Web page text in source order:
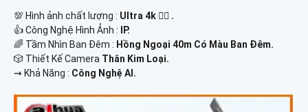
💯 Hình ảnh chất lượng : Ultra 4k 👍🏾 .
👍 Công Nghệ Hình Ảnh :
IP.
🌈 Tầm Nhìn Ban Đêm : Hồng Ngoại 40m Có Màu Ban Đêm.
🎲 Thiết Kế Camera Thân Kim Loại.
️⇝ Khả Năng : Công Nghệ AI.